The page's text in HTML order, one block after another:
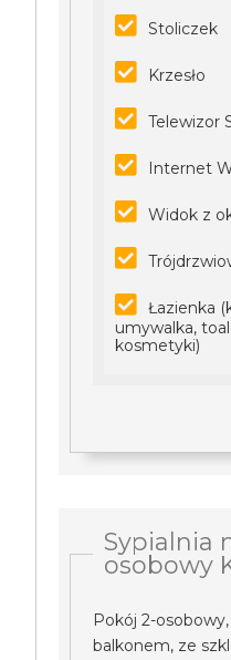
Stoliczek
Krzesło
Telewizor
Internet
Widok z
Łazienka
umywalka,
kosmetyki)
Sypialnia
osobowy
Pokój 2-
balkonem, ze